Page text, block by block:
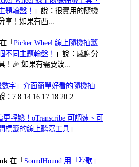
題輪盤！
」說：很實用的隨機
享！如果有西...
在「Picker Wheel 線上隨機抽籤
不同主題輪盤！
」說：感謝分
！🎉 如果有需要波...
數字」介面簡單好看的隨機抽
：7 8 14 16 17 18 20 2...
輕鬆！oTranscribe 可調速、可
標籤的線上聽寫工具 」
在「 SoundHound 用「哼歌」